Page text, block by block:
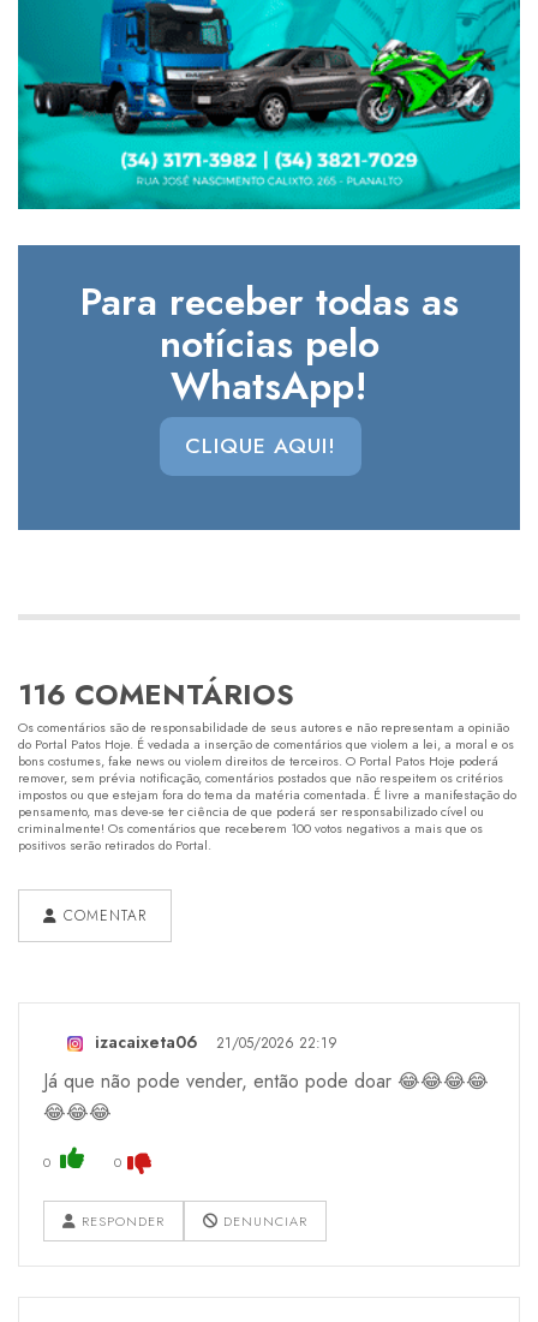
Para receber todas as
notícias pelo
WhatsApp!
CLIQUE AQUI!
116 COMENTÁRIOS
Os comentários são de responsabilidade de seus autores e não representam a opinião
do Portal Patos Hoje. É vedada a inserção de comentários que violem a lei, a moral e os
bons costumes, fake news ou violem direitos de terceiros. O Portal Patos Hoje poderá
remover, sem prévia notificação, comentários postados que não respeitem os critérios
impostos ou que estejam fora do tema da matéria comentada. É livre a manifestação do
pensamento, mas deve-se ter ciência de que poderá ser responsabilizado cível ou
criminalmente! Os comentários que receberem 100 votos negativos a mais que os
positivos serão retirados do Portal.
COMENTAR
izacaixeta06 21/05/2026 22:19
Já que não pode vender, então pode doar 😂😂😂😂
😂😂😂
0 0
RESPONDER DENUNCIAR